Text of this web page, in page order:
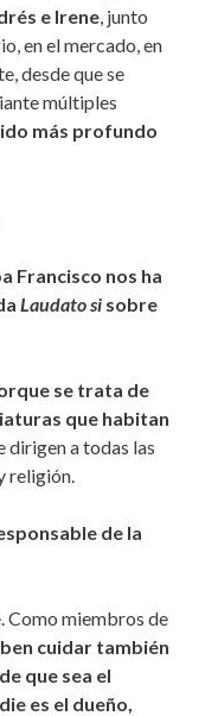
e Irene , junto
en el mercado, en
desde que se
múltiples
más profundo
Francisco nos ha
Laudato si sobre
se trata de
que habitan
dirigen a todas las
religión.
de la
Como miembros de
cuidar también
que sea el
es el dueño,